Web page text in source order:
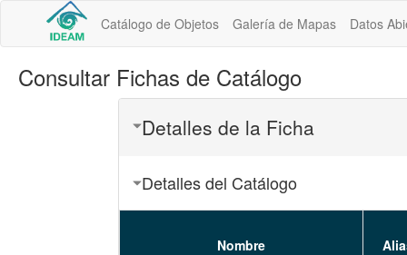
Catálogo de Objetos Galería de Mapas Datos
Consultar Fichas de Catálogo
Detalles de la Ficha
Detalles del Catálogo
Nombre